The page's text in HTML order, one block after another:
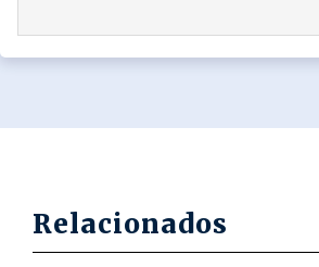
Relacionados